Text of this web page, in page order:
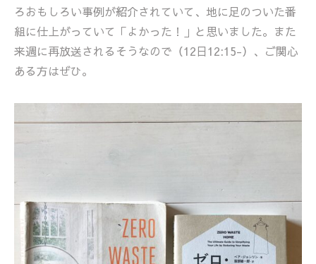
ろおもしろい事例が紹介されていて、地に足のついた番
組に仕上がっていて「よかった！」と思いました。また
来週に再放送されるそうなので（12日12:15-）、ご関心
ある方はぜひ。